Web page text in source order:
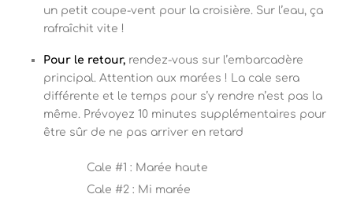
un petit coupe-vent pour la croisière. Sur l’eau, ça
rafraîchit vite !
Pour le retour, rendez-vous sur l’embarcadère
principal. Attention aux marées ! La cale sera
différente et le temps pour s’y rendre n’est pas la
même. Prévoyez 10 minutes supplémentaires pour
être sûr de ne pas arriver en retard
Cale #1 : Marée haute
Cale #2 : Mi marée